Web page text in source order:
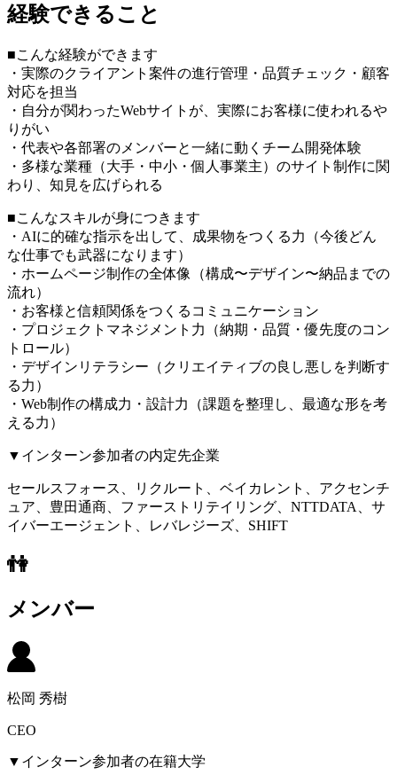
経験できること
■こんな経験ができます
・実際のクライアント案件の進行管理・品質チェック・顧客
対応を担当
・自分が関わったWebサイトが、実際にお客様に使われるや
りがい
・代表や各部署のメンバーと一緒に動くチーム開発体験
・多様な業種（大手・中小・個人事業主）のサイト制作に関
わり、知見を広げられる
■こんなスキルが身につきます
・AIに的確な指示を出して、成果物をつくる力（今後どん
な仕事でも武器になります）
・ホームページ制作の全体像（構成〜デザイン〜納品までの
流れ）
・お客様と信頼関係をつくるコミュニケーション
・プロジェクトマネジメント力（納期・品質・優先度のコン
トロール）
・デザインリテラシー（クリエイティブの良し悪しを判断す
る力）
・Web制作の構成力・設計力（課題を整理し、最適な形を考
える力）
▼インターン参加者の内定先企業
セールスフォース、リクルート、ベイカレント、アクセンチ
ュア、豊田通商、ファーストリテイリング、NTTDATA、サ
イバーエージェント、レバレジーズ、SHIFT
👫
メンバー
松岡 秀樹
CEO
▼インターン参加者の在籍大学